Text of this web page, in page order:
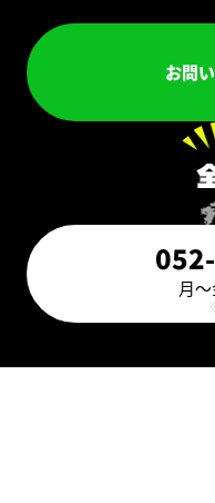
お問